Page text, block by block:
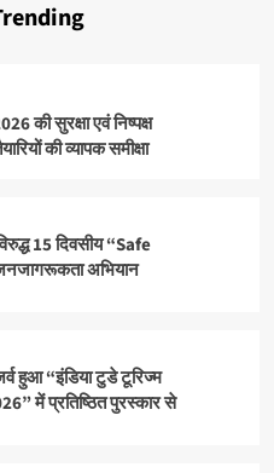
की सुरक्षा एवं निष्पक्ष
की व्यापक समीक्षा
15 दिवसीय “Safe
अभियान
हुआ “इंडिया टुडे टूरिज्म
में प्रतिष्ठित पुरस्कार से